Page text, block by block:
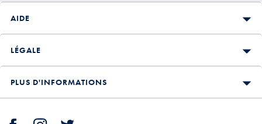
AIDE
LÉGALE
PLUS D'INFORMATIONS